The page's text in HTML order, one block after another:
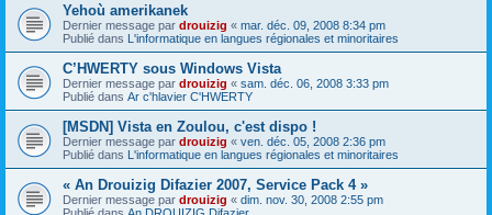
Yehoù amerikanek
Dernier message par drouizig « mar. déc. 09, 2008 8:34 pm
Publié dans L'informatique en langues régionales et minoritaires
C’HWERTY sous Windows Vista
Dernier message par drouizig « sam. déc. 06, 2008 3:33 pm
Publié dans Ar c'hlavier C'HWERTY
[MSDN] Vista en Zoulou, c'est dispo !
Dernier message par drouizig « ven. déc. 05, 2008 2:36 pm
Publié dans L'informatique en langues régionales et minoritaires
« An Drouizig Difazier 2007, Service Pack 4 »
Dernier message par drouizig « dim. nov. 30, 2008 2:55 pm
Publié dans An DROUIZIG Difazier